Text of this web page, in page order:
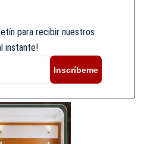
para recibir nuestros
instante!
Inscríbeme